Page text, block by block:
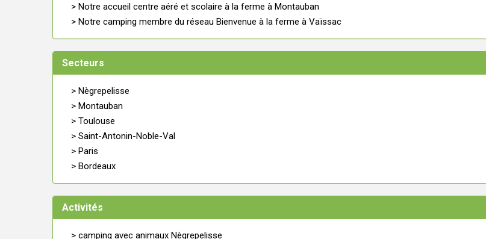
> Notre accueil centre aéré et scolaire à la ferme à Montauban
> Notre camping membre du réseau Bienvenue à la ferme à Vaïssac
Secteurs
> Nègrepelisse
> Montauban
> Toulouse
> Saint-Antonin-Noble-Val
> Paris
> Bordeaux
Activités
> camping avec animaux Nègrepelisse